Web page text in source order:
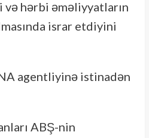
hərbi əməliyyatların
israr etdiyini
agentliyinə istinadən
ABŞ-nin